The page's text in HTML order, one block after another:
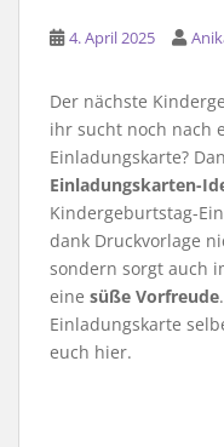
4. April 2025
Der nächste
ihr sucht noch nach
Einladungskarte?
Einladungskarten-
Kindergeburtstag-
dank Druckvorlage
sondern sorgt auch
eine süße Vorfreude
Einladungskarte
euch hier.